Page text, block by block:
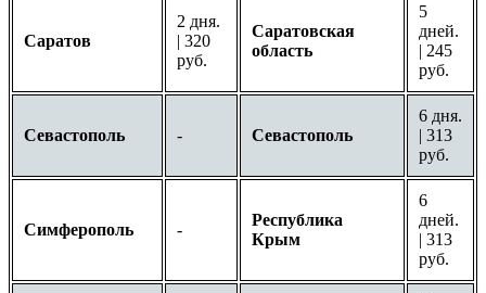
Саратов
2 дня.
| 320
руб.
Саратовская
область
5
дней.
| 245
руб.
Севастополь - Севастополь
6 дня.
| 313
руб.
Симферополь -
Республика
Крым
6
дней.
| 313
руб.